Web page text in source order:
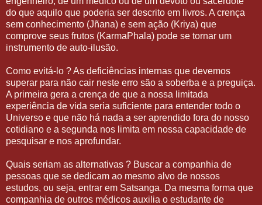
do que aquilo que poderia ser descrito em livros. A crença
sem conhecimento (Jñana) e sem ação (Kriya) que
comprove seus frutos (KarmaPhala) pode se tornar um
instrumento de auto-ilusão.
Como evitá-lo ? As deficiências internas que devemos
superar para não cair neste erro são a soberba e a preguiça.
A primeira gera a crença de que a nossa limitada
experiência de vida seria suficiente para entender todo o
Universo e que não há nada a ser aprendido fora do nosso
cotidiano e a segunda nos limita em nossa capacidade de
pesquisar e nos aprofundar.
Quais seriam as alternativas ? Buscar a companhia de
pessoas que se dedicam ao mesmo alvo de nossos
estudos, ou seja, entrar em Satsanga. Da mesma forma que
companhia de outros médicos auxilia o estudante de